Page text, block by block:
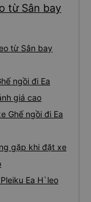
từ Sân bay
từ Sân bay
ngồi đi Ea
giá cao
Ghế ngồi đi Ea
gặp khi đặt xe
Ea H`leo